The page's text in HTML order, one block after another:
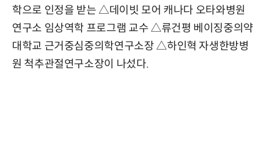
학으로 인정을 받는 △데이빗 모어 캐나다 오타와병원
연구소 임상역학 프로그램 교수 △류건평 베이징중의약
대학교 근거중심중의학연구소장 △하인혁 자생한방병
원 척추관절연구소장이 나섰다.